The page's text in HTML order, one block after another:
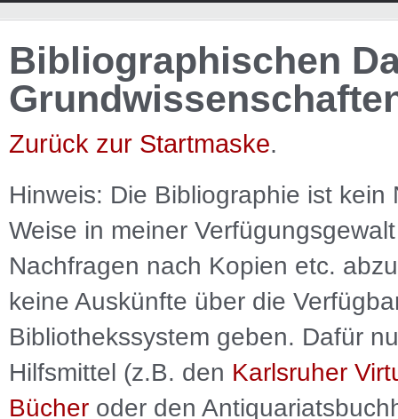
Bibliographischen
Zurück zur Startmaske.
Hinweis: Die Bibliographie ist kein
Weise in meiner
Nachfragen nach Kopien etc.
keine Auskünfte über die
Bibliothekssystem geben. Dafür
Hilfsmittel (z.B. den Karlsruher
Bücher oder den